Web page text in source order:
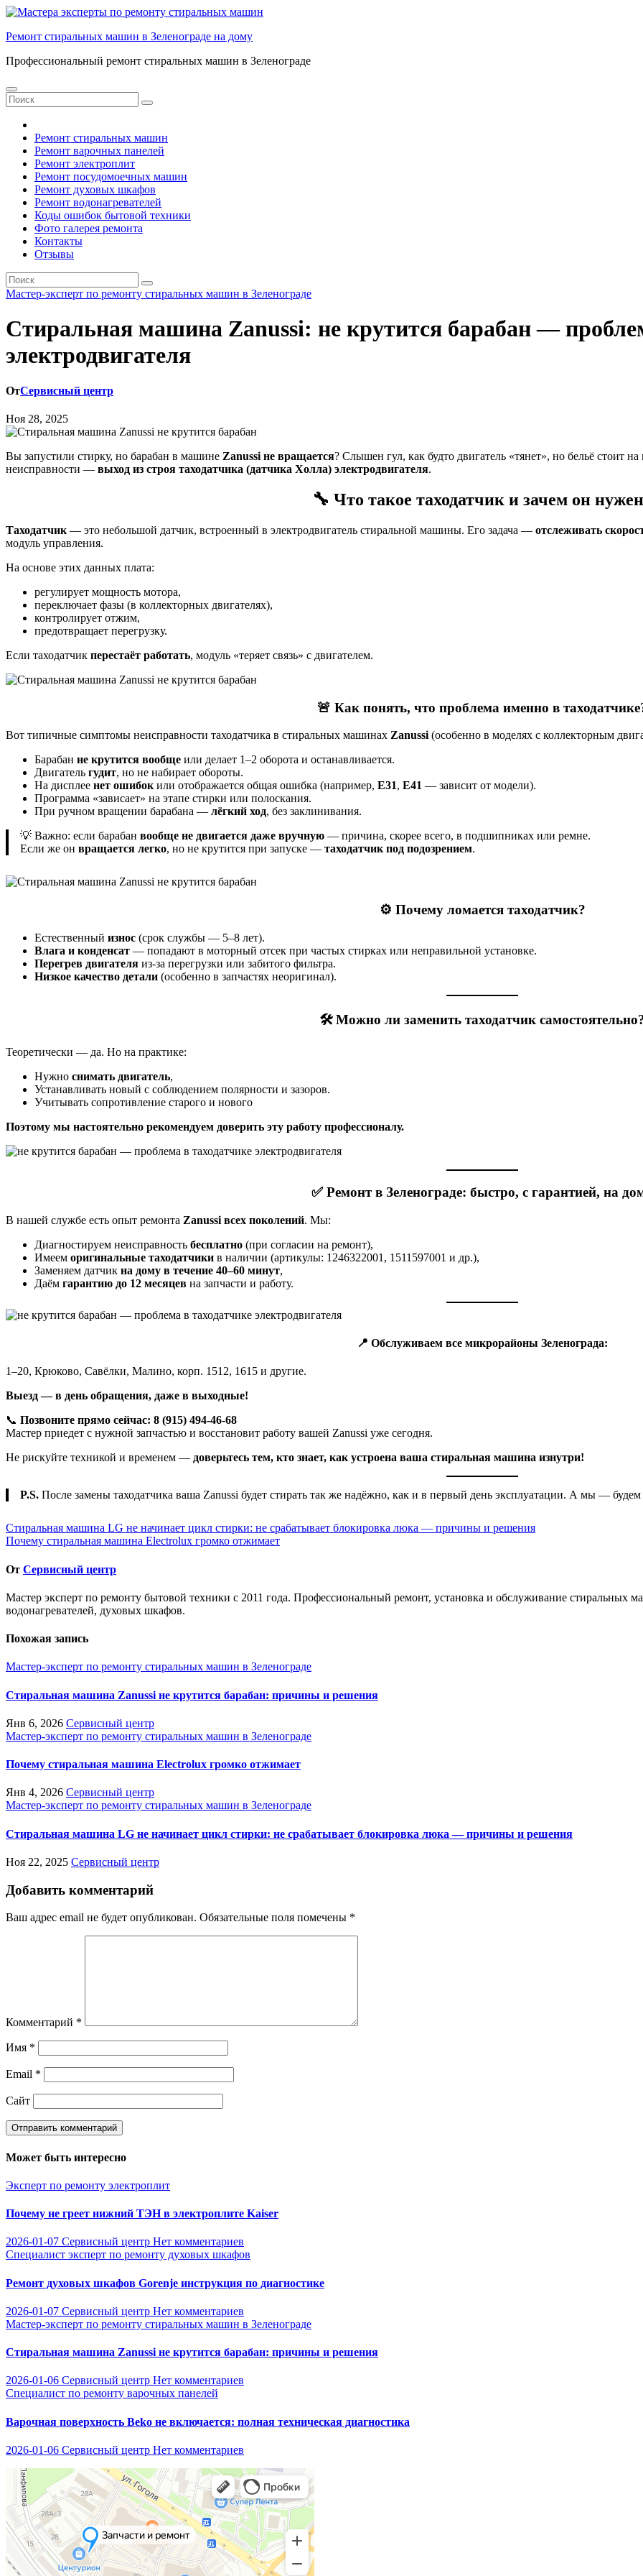
Перейти
содержанию
Ремонт стиральных машин в Зеленограде на дому
Профессиональный ремонт стиральных машин в Зеленограде
Ремонт стиральных машин
Ремонт варочных панелей
Ремонт электроплит
Ремонт посудомоечных машин
Ремонт духовых шкафов
Ремонт водонагревателей
Коды ошибок бытовой техники
Фото галерея ремонта
Контакты
Отзывы
Мастер-эксперт по ремонту стиральных машин в Зеленограде
Стиральная машина Zanussi: не крутится барабан —
электродвигателя
ОтСервисный центр
Ноя 28, 2025
Вы запустили стирку, но барабан в машине Zanussi не вращается? Слышен гул, как будто двигатель «тянет», но бельё стоит
неисправности — выход из строя таходатчика (датчика Холла) электродвигателя.
🔧 Что такое таходатчик и зачем он
Таходатчик — это небольшой датчик, встроенный в электродвигатель стиральной машины. Его задача — отслеживать
модуль управления.
На основе этих данных плата:
регулирует мощность мотора,
переключает фазы (в коллекторных двигателях),
контролирует отжим,
предотвращает перегрузку.
Если таходатчик перестаёт работать, модуль «теряет связь» с двигателем.
🚨 Как понять, что проблема именно в
Вот типичные симптомы неисправности таходатчика в стиральных машинах Zanussi (особенно в моделях с коллекторным
Барабан не крутится вообще или делает 1–2 оборота и останавливается.
Двигатель гудит, но не набирает обороты.
На дисплее нет ошибок или отображается общая ошибка (например, E31, E41 — зависит от модели).
Программа «зависает» на этапе стирки или полоскания.
При ручном вращении барабана — лёгкий ход, без заклинивания.
💡 Важно: если барабан вообще не двигается даже вручную — причина, скорее всего, в подшипниках или ремне.
Если же он вращается легко, но не крутится при запуске — таходатчик под подозрением.
⚙️ Почему ломается таходатчик?
Естественный износ (срок службы — 5–8 лет).
Влага и конденсат — попадают в моторный отсек при частых стирках или неправильной установке.
Перегрев двигателя из-за перегрузки или забитого фильтра.
Низкое качество детали (особенно в запчастях неоригинал).
🛠️ Можно ли заменить таходатчик
Теоретически — да. Но на практике:
Нужно снимать двигатель,
Устанавливать новый с соблюдением полярности и зазоров.
Учитывать сопротивление старого и нового
Поэтому мы настоятельно рекомендуем доверить эту работу профессионалу.
✅ Ремонт в Зеленограде: быстро, с гарантией, на
В нашей службе есть опыт ремонта Zanussi всех поколений. Мы:
Диагностируем неисправность бесплатно (при согласии на ремонт),
Имеем оригинальные таходатчики в наличии (артикулы: 1246322001, 1511597001 и др.),
Заменяем датчик на дому в течение 40–60 минут,
Даём гарантию до 12 месяцев на запчасти и работу.
📍 Обслуживаем все микрорайоны Зеленограда:
1–20, Крюково, Савёлки, Малино, корп. 1512, 1615 и другие.
Выезд — в день обращения, даже в выходные!
📞 Позвоните прямо сейчас: 8 (915) 494-46-68
Мастер приедет с нужной запчастью и восстановит работу вашей Zanussi уже сегодня.
Не рискуйте техникой и временем — доверьтесь тем, кто знает, как устроена ваша стиральная машина изнутри!
P.S. После замены таходатчика ваша Zanussi будет стирать так же надёжно, как и в первый день эксплуатации. А мы —
Навигация
по
записям
Стиральная машина LG не начинает цикл стирки: не срабатывает блокировка люка — причины и решения
Почему стиральная машина Electrolux громко отжимает
От Сервисный центр
Мастер эксперт по ремонту бытовой техники с 2011 года. Профессиональный ремонт, установка и обслуживание
водонагревателей, духовых шкафов.
Похожая запись
Мастер-эксперт по ремонту стиральных машин в Зеленограде
Стиральная машина Zanussi не крутится барабан: причины и решения
Янв 6, 2026 Сервисный центр
Мастер-эксперт по ремонту стиральных машин в Зеленограде
Почему стиральная машина Electrolux громко отжимает
Янв 4, 2026 Сервисный центр
Мастер-эксперт по ремонту стиральных машин в Зеленограде
Стиральная машина LG не начинает цикл стирки: не срабатывает блокировка люка — причины и решения
Ноя 22, 2025 Сервисный центр
Добавить комментарий
Ваш адрес email не будет опубликован. Обязательные поля помечены *
Комментарий *
Имя *
Email *
Сайт
Может быть интересно
Эксперт по ремонту электроплит
Почему не греет нижний ТЭН в электроплите Kaiser
2026-01-07 Сервисный центр Нет комментариев
Специалист эксперт по ремонту духовых шкафов
Ремонт духовых шкафов Gorenje инструкция по диагностике
2026-01-07 Сервисный центр Нет комментариев
Мастер-эксперт по ремонту стиральных машин в Зеленограде
Стиральная машина Zanussi не крутится барабан: причины и решения
2026-01-06 Сервисный центр Нет комментариев
Специалист по ремонту варочных панелей
Варочная поверхность Beko не включается: полная техническая диагностика
2026-01-06 Сервисный центр Нет комментариев